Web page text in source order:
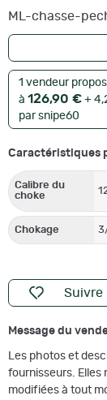
ML-chasse-
1 vendeur
à 126,90 € +
par snipe60
Caractéristiques
Calibre du
choke
Chokage
Suivre
Message du
Les photos et
fournisseurs. Elles
modifiées à tout